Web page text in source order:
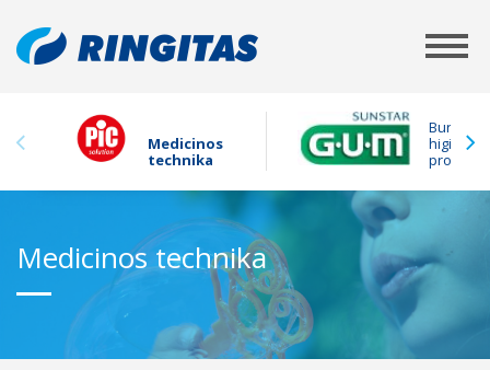
Medicinos
technika
Burnos
higienos
Medicinos technika